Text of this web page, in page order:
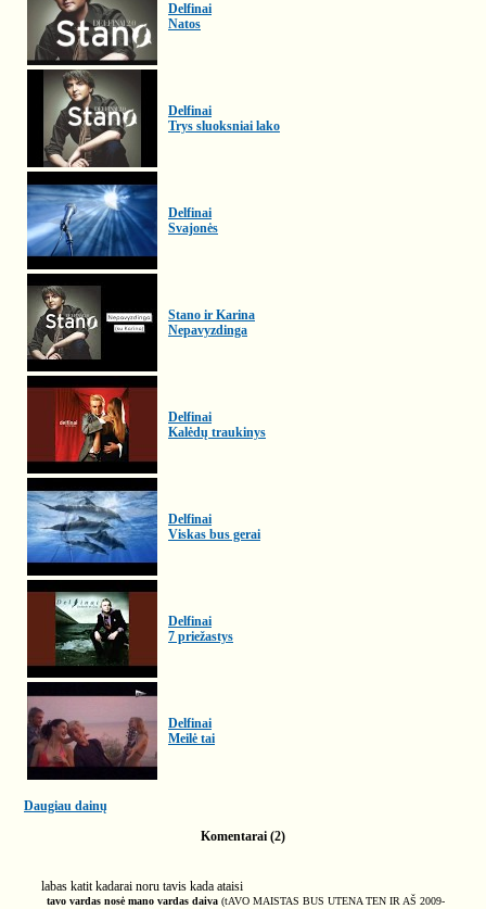
Delfinai
Natos
Delfinai
Trys sluoksniai lako
Delfinai
Svajonės
Stano ir Karina
Nepavyzdinga
Delfinai
Kalėdų traukinys
Delfinai
Viskas bus gerai
Delfinai
7 priežastys
Delfinai
Meilė tai
Daugiau dainų
Komentarai (2)
labas katit kadarai noru tavis kada ataisi
tavo vardas nosė mano vardas daiva (tAVO MAISTAS BUS UTENA TEN IR AŠ 2009-